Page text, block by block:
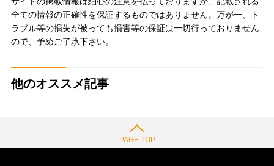
全ての情報の正確性を保証するものではありません。万が一、ト
ラブル等の損失が被っても損害等の保証は一切行っておりません
ので、予めご了承下さい。
他のオススメ記事
PAGE TOP